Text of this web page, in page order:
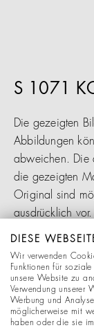
S 1071
Die gezeigten
Abbildungen
abweichen. Die
die gezeigten
Original sind
ausdrücklich vor.
Retouren sind
dem Bereich
Alle Produkte
DIESE
Wir verwenden
Funktionen für
unsere Website zu
Verwendung unserer
Werbung und
möglicherweise mit
haben oder die sie